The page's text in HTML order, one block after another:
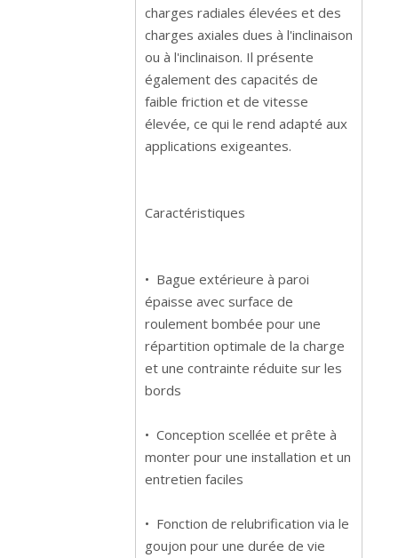
charges radiales élevées et des
charges axiales dues à l'inclinaison
ou à l'inclinaison. Il présente
également des capacités de
faible friction et de vitesse
élevée, ce qui le rend adapté aux
applications exigeantes.
Caractéristiques
• Bague extérieure à paroi
épaisse avec surface de
roulement bombée pour une
répartition optimale de la charge
et une contrainte réduite sur les
bords
• Conception scellée et prête à
monter pour une installation et un
entretien faciles
• Fonction de relubrification via le
goujon pour une durée de vie